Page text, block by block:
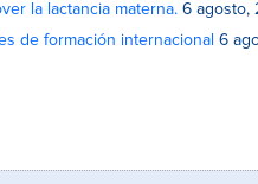
la lactancia materna. 6 agosto,
de formación internacional 6